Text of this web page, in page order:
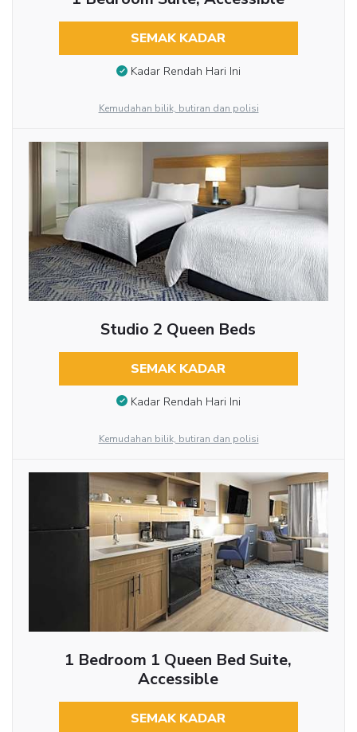
SEMAK KADAR
Kadar Rendah Hari Ini
Kemudahan bilik, butiran dan polisi
Studio 2 Queen Beds
SEMAK KADAR
Kadar Rendah Hari Ini
Kemudahan bilik, butiran dan polisi
1 Bedroom 1 Queen Bed Suite,
Accessible
SEMAK KADAR